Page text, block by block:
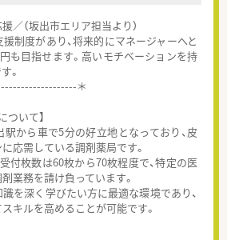
／（坂出市エリア担当より）
制度があり、将来的にマネージャーへと
も目指せます。高いモチベーションを持
。
＊
ついて】
から車で5分の好立地となっており、皮
応需している調剤薬局です。
付枚数は60枚から70枚程度で、特定の医
業務を請け負っています。
を深く学びたい方に最適な環境であり、
キルを高めることが可能です。